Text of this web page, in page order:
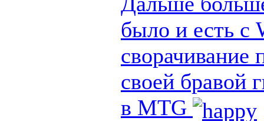
было и есть с
сворачивание
своей бравой
в MTG